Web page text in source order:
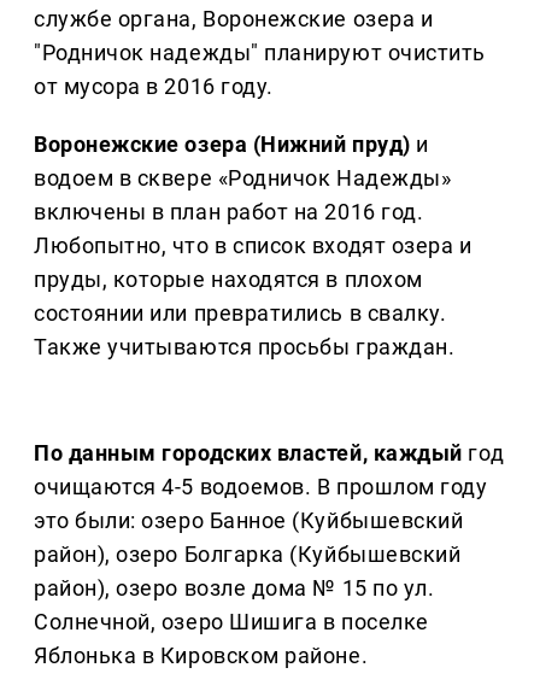
службе органа, Воронежские озера и
"Родничок надежды" планируют очистить
от мусора в 2016 году.
Воронежские озера (Нижний пруд) и
водоем в сквере «Родничок Надежды»
включены в план работ на 2016 год.
Любопытно, что в список входят озера и
пруды, которые находятся в плохом
состоянии или превратились в свалку.
Также учитываются просьбы граждан.
По данным городских властей, каждый год
очищаются 4-5 водоемов. В прошлом году
это были: озеро Банное (Куйбышевский
район), озеро Болгарка (Куйбышевский
район), озеро возле дома № 15 по ул.
Солнечной, озеро Шишига в поселке
Яблонька в Кировском районе.